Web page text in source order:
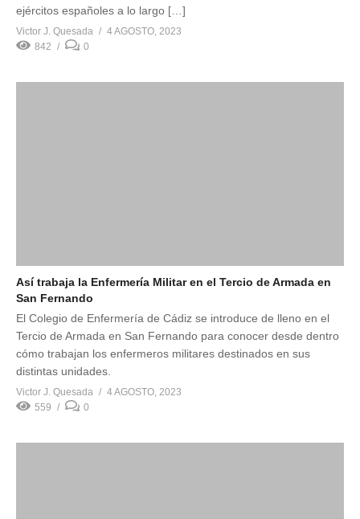
ejércitos españoles a lo largo […]
Victor J. Quesada
4 AGOSTO, 2023
842
0
Así trabaja la Enfermería Militar en el Tercio de Armada en
San Fernando
El Colegio de Enfermería de Cádiz se introduce de lleno en el
Tercio de Armada en San Fernando para conocer desde dentro
cómo trabajan los enfermeros militares destinados en sus
distintas unidades.
Victor J. Quesada
4 AGOSTO, 2023
559
0